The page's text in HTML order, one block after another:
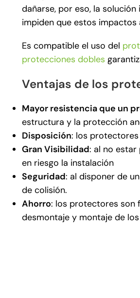
dañarse, por eso, la
impiden que estos
Es compatible el uso del
protecciones dobles
Ventajas de los
Mayor resistencia que un
estructura y la protección
Disposición: los
Gran Visibilidad: al no
en riesgo la instalación
Seguridad: al disponer de
de colisión.
Ahorro: los protectores son
desmontaje y montaje de